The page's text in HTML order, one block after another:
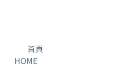
首頁
HOME